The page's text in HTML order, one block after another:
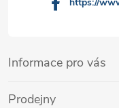
Informace pro vás
Prodejny